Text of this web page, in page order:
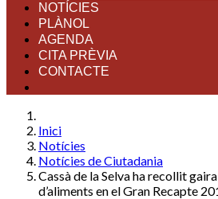
NOTÍCIES
PLÀNOL
AGENDA
CITA PRÈVIA
CONTACTE
Inici
Notícies
Notícies de Ciutadania
Cassà de la Selva ha recollit
d’aliments en el Gran Recapte